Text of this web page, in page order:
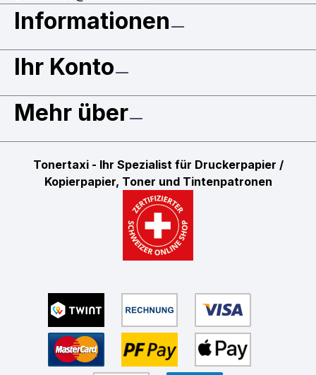
Informationen
Ihr Konto
Mehr über
Tonertaxi - Ihr Spezialist für Druckerpapier /
Kopierpapier, Toner und Tintenpatronen